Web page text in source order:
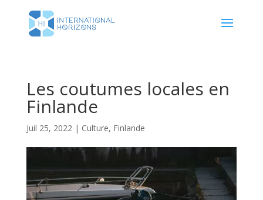
Les coutumes locales en
Finlande
Juil 25, 2022| Culture, Finlande